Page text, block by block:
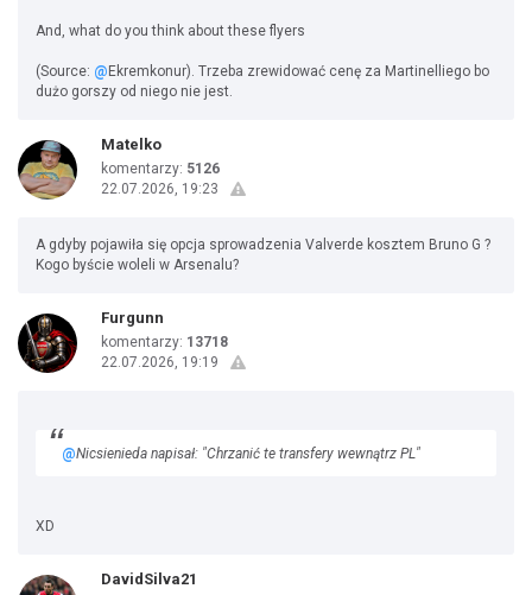
And, what do you think about these flyers
(Source: @ Ekremkonur). Trzeba zrewidować cenę za Martinelliego bo
dużo gorszy od niego nie jest.
Matelko
komentarzy: 5126
22.07.2026, 19:23
A gdyby pojawiła się opcja sprowadzenia Valverde kosztem Bruno G ?
Kogo byście woleli w Arsenalu?
Furgunn
komentarzy: 13718
22.07.2026, 19:19
@Nicsienieda napisał: "Chrzanić te transfery wewnątrz PL"
XD
DavidSilva21